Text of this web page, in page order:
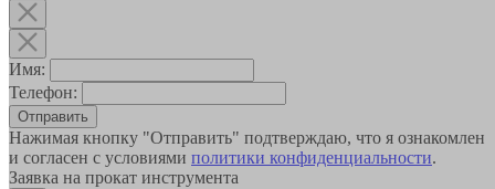
Имя:
Телефон:
Отправить
Нажимая кнопку "Отправить" подтверждаю, что я ознакомлен
и согласен с условиями политики конфиденциальности.
Заявка на прокат инструмента